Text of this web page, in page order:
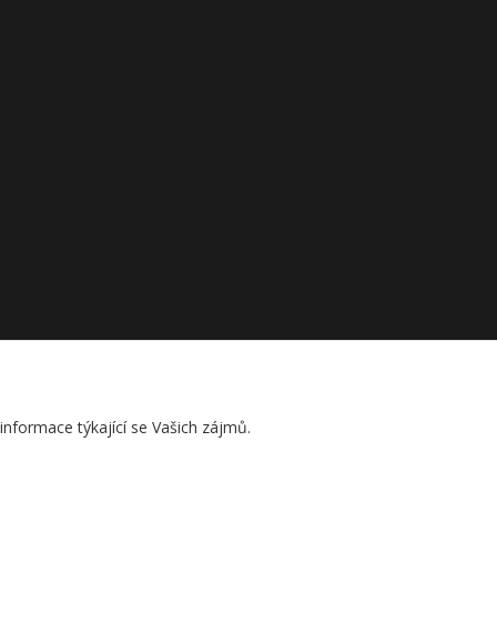
týkající se Vašich zájmů.